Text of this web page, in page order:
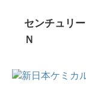
センチュリ
Ｎ